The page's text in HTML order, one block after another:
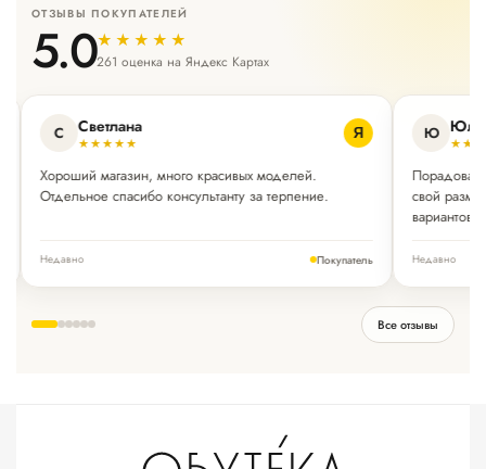
ОТЗЫВЫ ПОКУПАТЕЛЕЙ
5.0★★★★★
261 оценка на Яндекс Картах
С Светлана
★★★★★
Я
Хороший магазин, много красивых моделей.
Отдельное спасибо консультанту за терпение.
Недавно Покупатель
Ю
свой
вариантов.
Недавно
Все отзывы